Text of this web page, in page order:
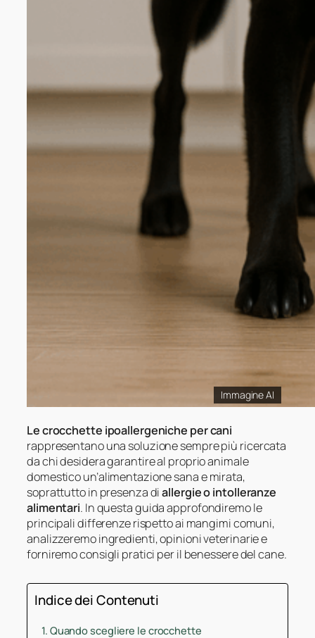
Immagine AI
Le crocchette ipoallergeniche per cani
rappresentano una soluzione sempre più ricercata
da chi desidera garantire al proprio animale
domestico un’alimentazione sana e mirata,
soprattutto in presenza diallergie o intolleranze
alimentari. In questa guida approfondiremo le
principali differenze rispetto ai mangimi comuni,
analizzeremo ingredienti, opinioni veterinarie e
forniremo consigli pratici per il benessere del cane.
Indice dei Contenuti
Quando scegliere le crocchette